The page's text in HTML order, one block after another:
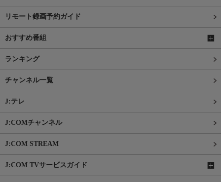
リモート録画予約ガイド
おすすめ番組
ランキング
チャンネル一覧
J:テレ
J:COMチャンネル
J:COM STREAM
J:COM TVサービスガイド